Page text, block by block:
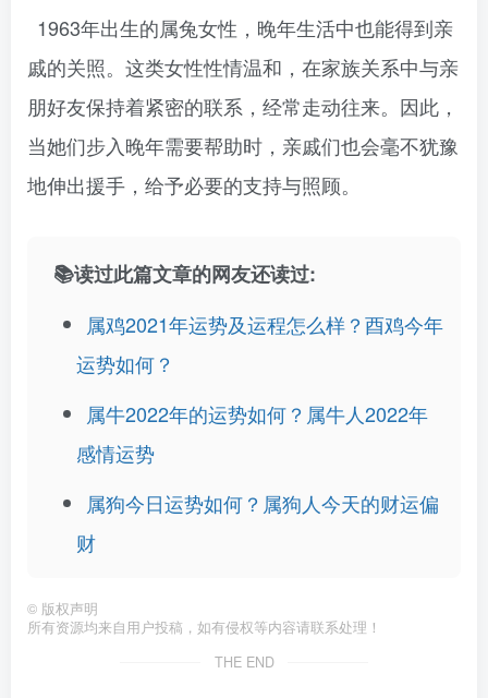
1963年出生的属兔女性，晚年生活中也能得到亲
戚的关照。这类女性性情温和，在家族关系中与亲
朋好友保持着紧密的联系，经常走动往来。因此，
当她们步入晚年需要帮助时，亲戚们也会毫不犹豫
地伸出援手，给予必要的支持与照顾。
📚读过此篇文章的网友还读过:
属鸡2021年运势及运程怎么样？酉鸡今年
运势如何？
属牛2022年的运势如何？属牛人2022年
感情运势
属狗今日运势如何？属狗人今天的财运偏
财
© 版权声明
所有资源均来自用户投稿，如有侵权等内容请联系处理！
THE END